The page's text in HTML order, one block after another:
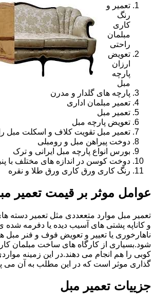
تعمیر و
رنگ
کاری
مبلمان
راحتی
تعویض
ارزان
پارچه
مبل
پارچه های گلدار و مدرن
تعمیر مبلمان اداری
تعمیر مبل
تعویض پارچه مبل
تعمیر مبل تقویت کلاف و اسکلت مبل
دوخت پیراهن مبل و رومبلی
بورس انواع پارچه مبل ایرانی و ترک
دوخت کوسن در اندازه های مختلف با
رنگ کاری ورق کاری ورق طلا و نقره
عوامل موثر بر قیمت تعمیر
تعمیر مبل موارد متععددی مثل تعمیر دسته
و کاناپه پشتی های آسیب دیده یا دفرمه
ناهارخوری یا تعییر و تعویض فوف و فنر مبل
شود.بسیاری از کارگاه های ساخت مبلمان کار
کوبی را هم انجام می دهند.در این زمینه
گذاری موثر است که در این مطلب به آن می
جزییات تعمیر مبل